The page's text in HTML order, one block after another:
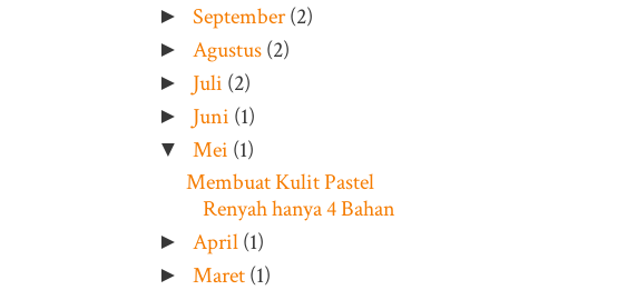
►September(2)
► Agustus(2)
► Juli (2)
► Juni (1)
▼ Mei (1)
Membuat Kulit Pastel
Renyah hanya 4 Bahan
► April(1)
► Maret(1)